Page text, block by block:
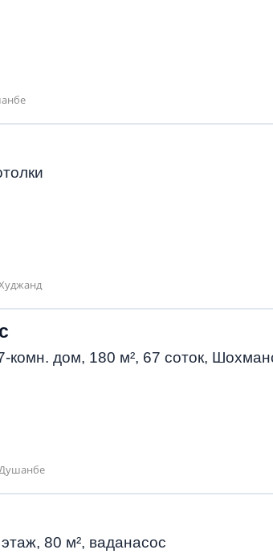
комн. дом, 180 м², 67 соток,
Душанбе
80 м², ваданасос